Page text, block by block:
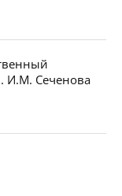
И.М. Сеченова